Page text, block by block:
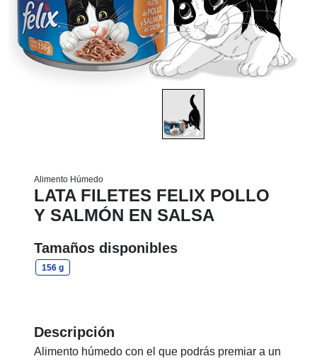
Alimento Húmedo
LATA FILETES FELIX POLLO
Y SALMÓN EN SALSA
Tamaños disponibles
156 g
Descripción
Alimento húmedo con el que podrás premiar a un